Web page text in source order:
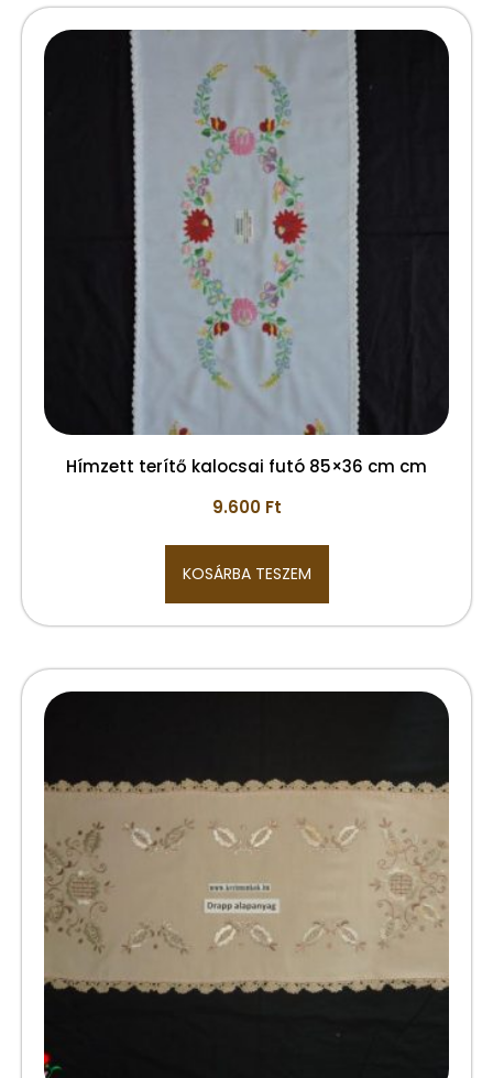
Hímzett terítő kalocsai futó 85×36 cm cm
9.600 Ft
KOSÁRBA TESZEM